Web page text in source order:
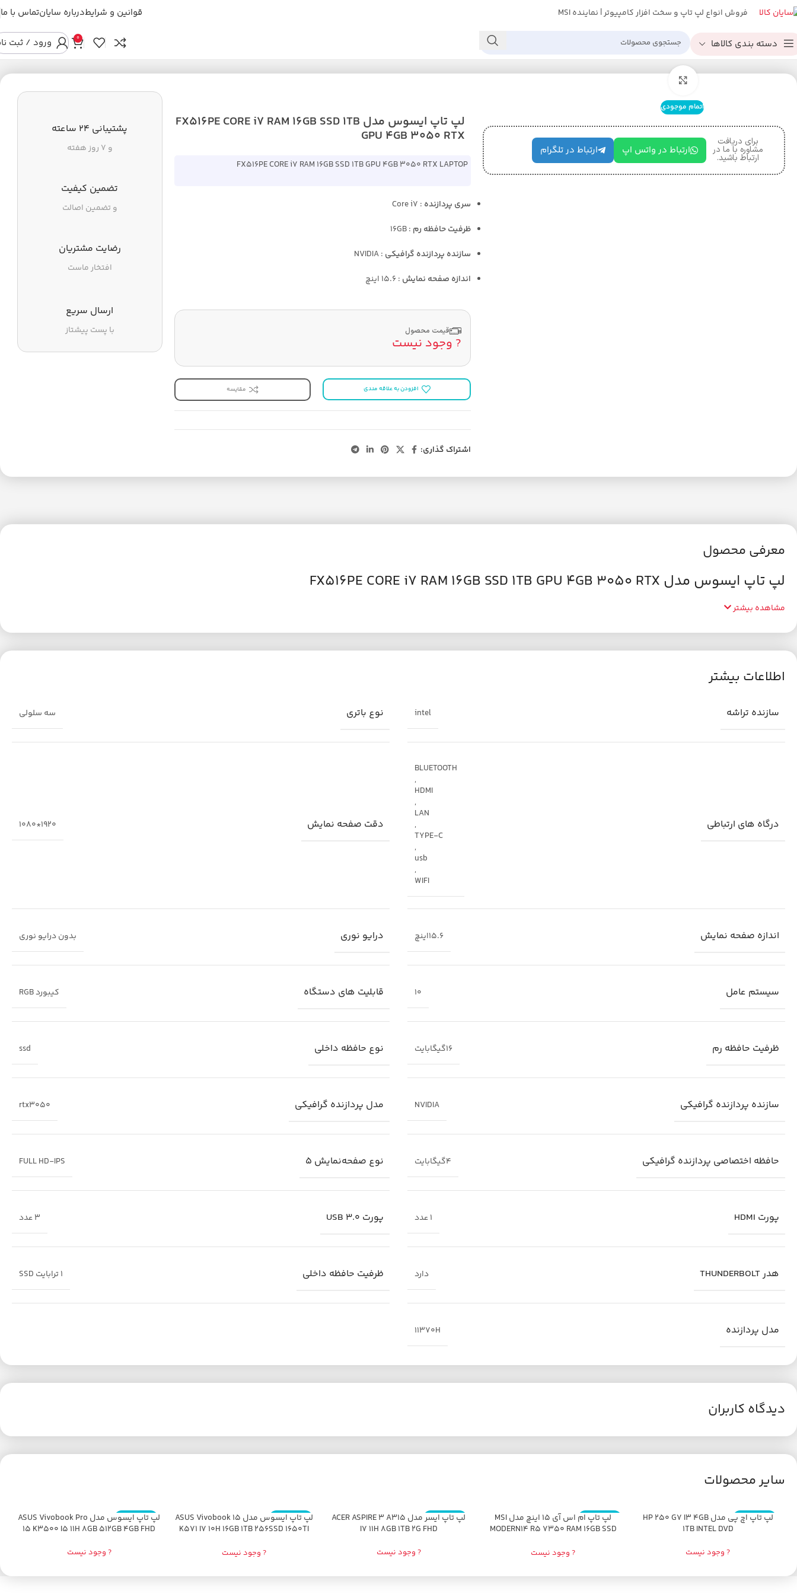
فروش انواع لپ تاپ و سخت افزار کامپیوتر | نماینده MSI قوانین و شرایطدرباره سایانتماس با ما
دسته بندی کالاها 0 ورود / ثبت
اتمام موجودی
برای دریافت
مشاوره با ما در
ارتباط باشید.
ارتباط در واتس اپ ارتباط در تلگرام
لپ تاپ ایسوس مدل FX516PE CORE i7 RAM 16GB SSD 1TB
GPU 4GB 3050 RTX
FX516PE CORE i7 RAM 16GB SSD 1TB GPU 4GB 3050 RTX LAPTOP
سری پردازنده : Core i7
ظرفیت حافظه رم : 16GB
سازنده پردازنده گرافیکی : NVIDIA
اندازه صفحه نمایش : 15.6 اینچ
قیمت محصول
? وجود نیست
افزودن به علاقه مندی مقایسه
اشتراک گذاری:
پشتیبانی ۲۴ ساعته
و ۷ روز هفته
تضمین کیفیت
و تضمین اصالت
رضایت مشتریان
افتخار ماست
ارسال سریع
با پست پیشتاز
معرفی محصول
لپ تاپ ایسوس مدل FX516PE CORE i7 RAM 16GB SSD 1TB GPU 4GB 3050 RTX
مشاهده بیشتر
اطلاعات بیشتر
سازنده تراشه intel نوع باتری سه سلولی
درگاه های ارتباطی
BLUETOOTH
,
HDMI
,
LAN
,
TYPE-C
,
usb
,
WIFI
دقت صفحه نمایش 1920*1080
اندازه صفحه نمایش 15.6اینچ درایو نوری بدون درایو نوری
سیستم عامل 10 قابلیت های دستگاه کیبورد RGB
ظرفیت حافظه رم 16گیگابایت نوع حافظه داخلی ssd
سازنده پردازنده گرافیکی NVIDIA مدل پردازنده گرافیکی rtx3050
حافظه اختصاصی پردازنده گرافیکی 4گیگابایت نوع صفحه‌نمایش 5 FULL HD-IPS
پورت HDMI 1 عدد پورت USB 3.0 3 عدد
هدر THUNDERBOLT دارد ظرفیت حافظه داخلی 1 ترابایت SSD
مدل پردازنده 11370H
دیدگاه کاربران
سایر محصولات
اتمام موجودی
لپ تاپ اچ پی مدل HP 250 G7 I3 4GB
1TB INTEL DVD
? وجود نیست
اتمام موجودی
لپ تاپ ام اس آی 15 اینچ مدل MSI
MODERN14 R5 7350 RAM 16GB SSD
? وجود نیست
اتمام موجودی
لپ تاپ ایسر مدل ACER ASPIRE 3 A315
I7 11H 8GB 1TB 2G FHD
? وجود نیست
اتمام موجودی
لپ تاپ ایسوس مدل ASUS Vivobook 15
K571 I7 10H 16GB 1TB 256SSD 1650TI
? وجود نیست
اتمام موجودی
لپ تاپ ایسوس مدل ASUS Vivobook Pro
15 K3500 I5 11H 8GB 512GB 4GB FHD
? وجود نیست